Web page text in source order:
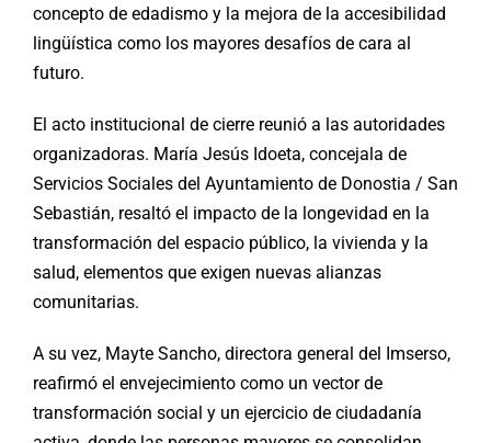
concepto de edadismo y la mejora de la accesibilidad
lingüística como los mayores desafíos de cara al
futuro.
El acto institucional de cierre reunió a las autoridades
organizadoras. María Jesús Idoeta, concejala de
Servicios Sociales del Ayuntamiento de Donostia / San
Sebastián, resaltó el impacto de la longevidad en la
transformación del espacio público, la vivienda y la
salud, elementos que exigen nuevas alianzas
comunitarias.
A su vez, Mayte Sancho, directora general del Imserso,
reafirmó el envejecimiento como un vector de
transformación social y un ejercicio de ciudadanía